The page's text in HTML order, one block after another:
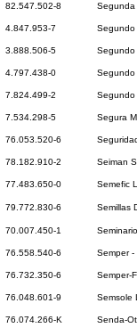
82.547.502-8 Segunda
4.847.953-7 Segundo
3.888.506-5 Segundo
4.797.438-0 Segundo
7.824.499-2 Segundo
7.534.298-5 Segura
76.053.520-6
78.182.910-2 Seiman
77.483.650-0 Semefic
79.772.830-6 Semillas
70.007.450-1
76.558.540-6 Semper -
76.732.350-6 Semper-
76.048.601-9 Semsole
76.074.266-K Senda-